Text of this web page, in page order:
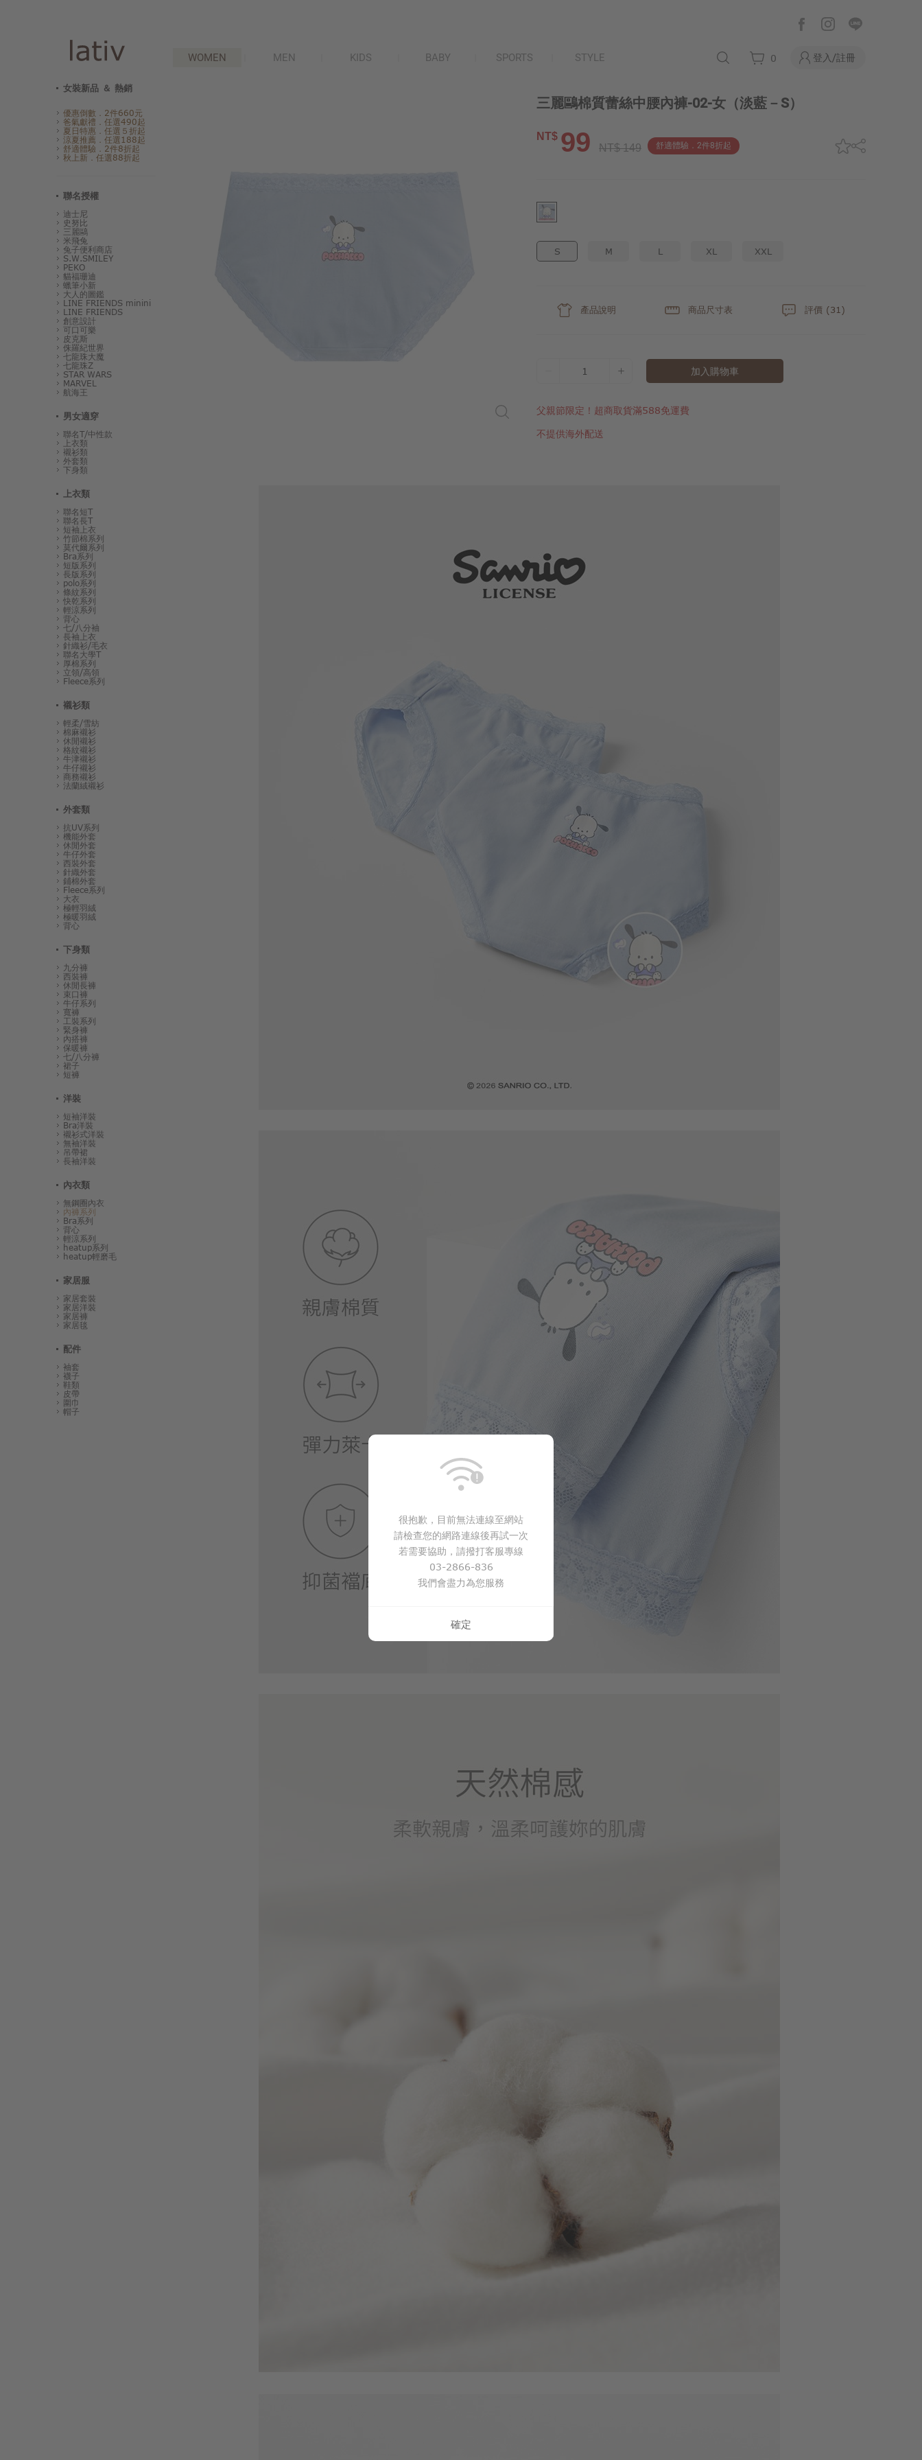
WOMEN MEN KIDS BABY SPORTS STYLE 0 登入/註冊
女裝新品 ＆ 熱銷
優惠倒數．2件660元
爸氣獻禮．任選490起
夏日特惠．任選５折起
涼夏推薦．任選188起
舒適體驗．2件8折起
秋上新．任選88折起
聯名授權
迪士尼
史努比
三麗鷗
米飛兔
兔子便利商店
S.W.SMILEY
PEKO
貓福珊迪
蠟筆小新
大人的圖鑑
LINE FRIENDS minini
LINE FRIENDS
創意設計
可口可樂
皮克斯
侏羅紀世界
七龍珠大魔
七龍珠Z
STAR WARS
MARVEL
航海王
男女適穿
聯名T/中性款
上衣類
襯衫類
外套類
下身類
上衣類
聯名短T
聯名長T
短袖上衣
竹節棉系列
莫代爾系列
Bra系列
短版系列
長版系列
polo系列
條紋系列
快乾系列
輕涼系列
背心
七/八分袖
長袖上衣
針織衫/毛衣
聯名大學T
厚棉系列
立領/高領
Fleece系列
襯衫類
輕柔/雪紡
棉麻襯衫
休閒襯衫
格紋襯衫
牛津襯衫
牛仔襯衫
商務襯衫
法蘭絨襯衫
外套類
抗UV系列
機能外套
休閒外套
牛仔外套
西裝外套
針織外套
鋪棉外套
Fleece系列
大衣
極輕羽絨
極暖羽絨
背心
下身類
九分褲
西裝褲
休閒長褲
束口褲
牛仔系列
寬褲
工裝系列
緊身褲
內搭褲
保暖褲
七/八分褲
裙子
短褲
洋裝
短袖洋裝
Bra洋裝
襯衫式洋裝
無袖洋裝
吊帶裙
長袖洋裝
內衣類
無鋼圈內衣
內褲系列
Bra系列
背心
輕涼系列
heatup系列
heatup輕磨毛
家居服
家居套裝
家居洋裝
家居褲
家居毯
配件
袖套
襪子
鞋類
皮帶
圍巾
帽子
三麗鷗棉質蕾絲中腰內褲-02-女 （淡藍－S）
NT$ 99 NT$ 149 舒適體驗．2件8折起
S M L XL XXL
產品說明 商品尺寸表 評價 (31)
1 加入購物車
父親節限定！超商取貨滿588免運費
不提供海外配送
很抱歉，目前無法連線至網站
請檢查您的網路連線後再試一次
若需要協助，請撥打客服專線
03-2866-836
我們會盡力為您服務
確定